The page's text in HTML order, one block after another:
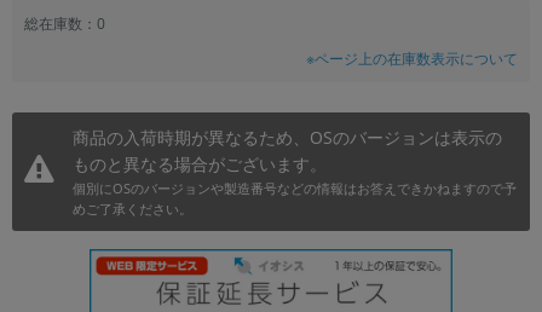
総在庫数：0
※ページ上の在庫数表示について
商品の入荷時期が異なるため、OSのバージョンは表示の
ものと異なる場合がございます。
個別にOSのバージョンや製造番号などの情報はお答えできかねますので予
めご了承ください。
年
各項目のチェックボックスは「or検索」となります。
ただし機能別のみ「and検索」となります。